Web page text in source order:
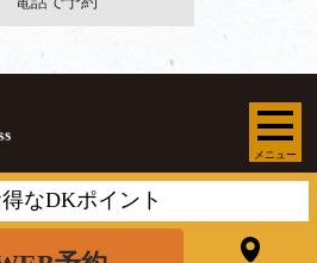
メニュー
なDKポイント